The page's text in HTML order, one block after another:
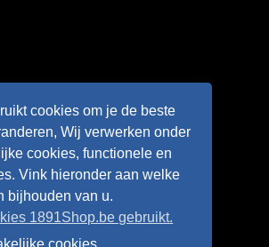
cookies om je de beste
Wij verwerken onder
cookies, functionele en
Vink hieronder aan welke
bijhouden van u.
1891Shop.be gebruikt.
cookies